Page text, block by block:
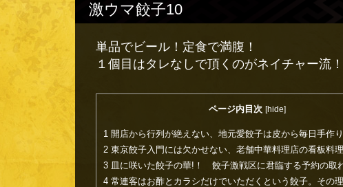
激ウマ餃子10
単品でビール！定食で満腹！
１個目はタレなしで頂くのがネイチャー流！
ページ内目次 [hide]
1 開店から行列が絶えない、地元愛餃子は皮から毎日手作り
2東京餃子入門には欠かせない、老舗中華料理店の看板料理
3皿に咲いた餃子の華!！ 餃子激戦区に君臨する予約の取
4常連客はお酢とカラシだけでいただくという餃子。その